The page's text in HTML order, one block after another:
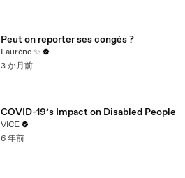
Peut on reporter ses congés ?
Laurène ✨
3 か月前
COVID-19’s Impact on Disabled People
VICE
6 年前